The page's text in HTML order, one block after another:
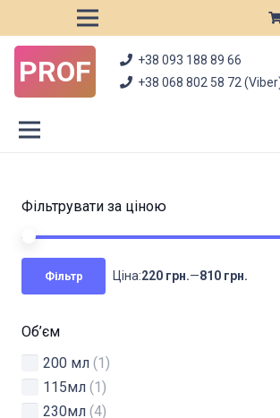
PROF
+38 093 188 89 66
+38 068 802 58 72
Фільтрувати за ціною
Фільтр Ціна:220 грн.—810 грн.
Об’єм
200 мл (1)
115мл (1)
230мл (4)